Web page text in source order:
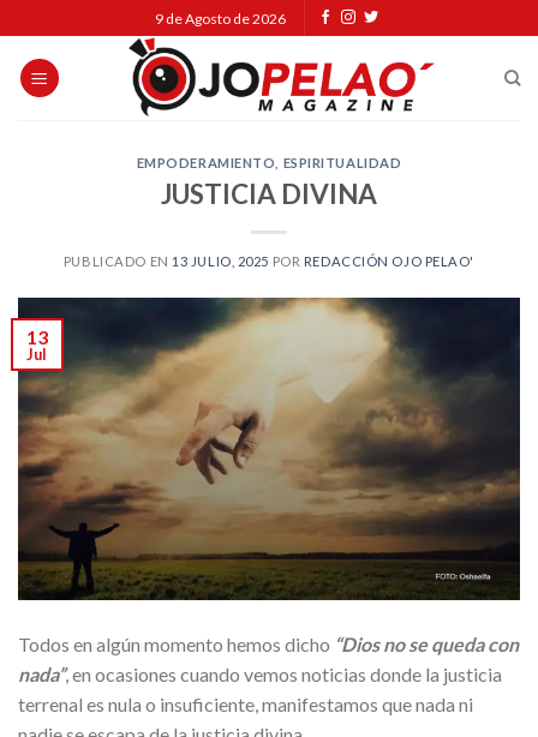
to
content
9 de Agosto de 2026
EMPODERAMIENTO ESPIRITUALIDAD
JUSTICIA DIVINA
PUBLICADO EN 13 JULIO, 2025 POR REDACCIÓN OJO PELAO'
13
Jul
Todos en algún momento hemos dicho “Dios no se queda con
nada”, en ocasiones cuando vemos noticias donde la justicia
terrenal es nula o insuficiente, manifestamos que nada ni